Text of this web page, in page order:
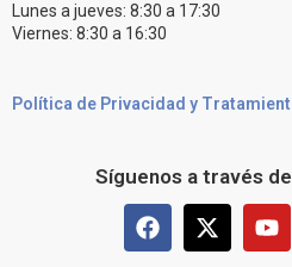
Lunes a jueves: 8:30 a 17:30
Viernes: 8:30 a 16:30
Política de Privacidad y
Síguenos a través